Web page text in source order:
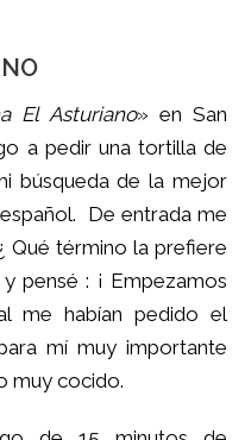
El Asturiano» en San
a pedir una tortilla de
búsqueda de la mejor
De entrada me
Qué término la prefiere
pensé : ¡ Empezamos
me habían pedido el
mí muy importante
muy cocido.